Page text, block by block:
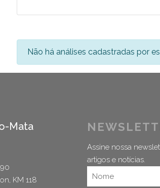
Não há análises cadastradas por
Mata
KM 118
Assine nossa
artigos e notícias.